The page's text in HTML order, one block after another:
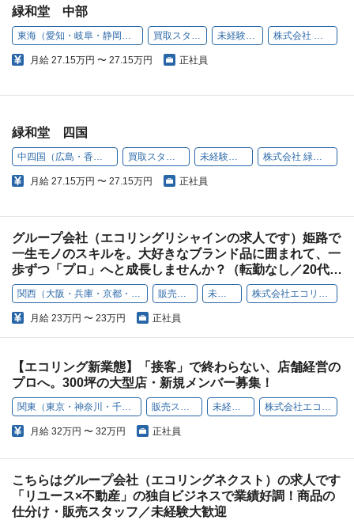
緑和堂 中部
東海（愛知・岐阜・静岡・長野） 買取スタッフ 未経験歓迎 株式会社 緑和堂
月給 27.15万円 〜 27.15万円 正社員
緑和堂 四国
中四国（広島・香川） 買取スタッフ 未経験歓迎 株式会社 緑和堂
月給 27.15万円 〜 27.15万円 正社員
グループ会社（エコリングリシャインの求人です）姫路で
一生モノのスキルを。大好きなブランド品に囲まれて、一
歩ずつ「プロ」へと成長しませんか？（転勤なし／20代活
躍中）
関西（大阪・兵庫・京都・奈良・和歌山・滋賀） 販売スタッフ 未経験歓迎 株式会社エコリングリシャイン
月給 23万円 〜 23万円 正社員
【エコリング新業態】「接客」で終わらない、店舗経営の
プロへ。300坪の大型店・新規メンバー募集！
関東（東京・神奈川・千葉・埼玉） 販売スタッフ 未経験歓迎 株式会社エコリング
月給 32万円 〜 32万円 正社員
こちらはグループ会社（エコリングネクスト）の求人です
「リユース×不動産」の独自ビジネスで業績好調！商品の
仕分け・販売スタッフ／未経験大歓迎